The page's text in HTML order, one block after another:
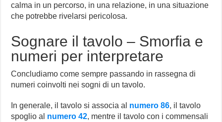
calma in un percorso, in una relazione, in una situazione
che potrebbe rivelarsi pericolosa.
Sognare il tavolo – Smorfia e
numeri per interpretare
Concludiamo come sempre passando in rassegna di
numeri coinvolti nei sogni di un tavolo.
In generale, il tavolo si associa al numero 86, il tavolo
spoglio al numero 42, mentre il tavolo con i commensali